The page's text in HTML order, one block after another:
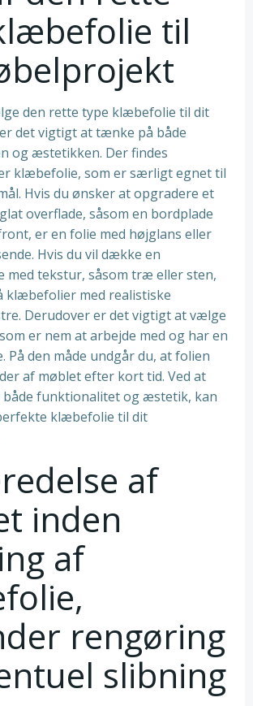
til
den rette type klæbefolie til dit
det vigtigt at tænke på både
og æstetikken. Der findes
klæbefolie, som er særligt egnet til
Hvis du ønsker at opgradere et
overflade, såsom en bordplade
er en folie med højglans eller
Hvis du vil dække en
med tekstur, såsom træ eller sten,
klæbefolier med realistiske
Derudover er det vigtigt at vælge
er nem at arbejde med og har en
På den måde undgår du, at folien
af møblet efter kort tid. Ved at
både funktionalitet og æstetik, kan
klæbefolie til dit
af
inden
af
rengøring
slibning